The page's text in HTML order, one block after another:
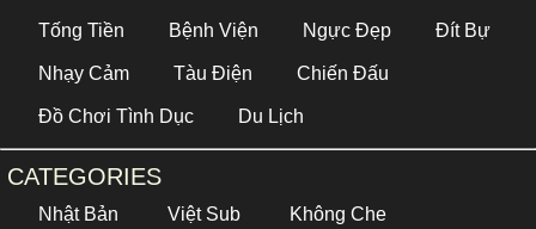
Tống Tiền Bệnh Viện Ngực Đẹp Đít Bự
Nhạy Cảm Tàu Điện Chiến Đấu
Đồ Chơi Tình Dục Du Lịch
CATEGORIES
Nhật Bản Việt Sub Không Che